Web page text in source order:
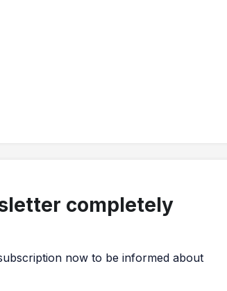
completely
now to be informed about